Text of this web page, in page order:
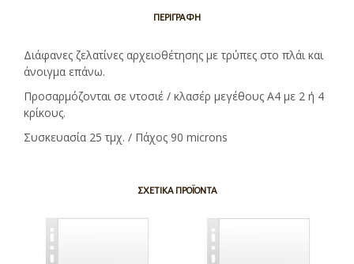
ΠΕΡΙΓΡΑΦΉ
Διάφανες ζελατίνες αρχειοθέτησης με τρύπες στο πλάι και
άνοιγμα επάνω.
Προσαρμόζονται σε ντοσιέ / κλασέρ μεγέθους Α4 με 2 ή 4
κρίκους.
Συσκευασία 25 τμχ. / Πάχος 90 microns
ΣΧΕΤΙΚΆ ΠΡΟΪΌΝΤΑ